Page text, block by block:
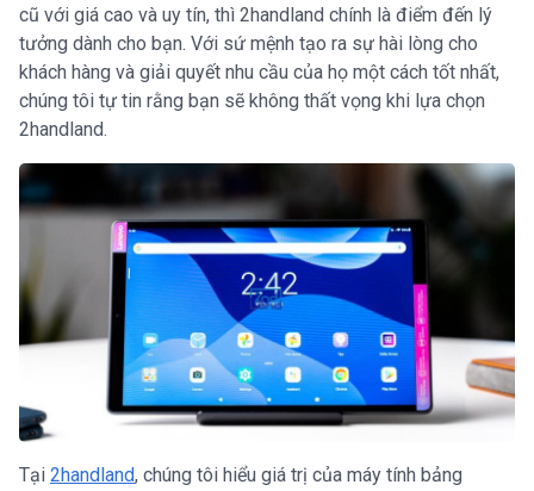
cũ với giá cao và uy tín, thì 2handland chính là điểm đến lý
tưởng dành cho bạn. Với sứ mệnh tạo ra sự hài lòng cho
khách hàng và giải quyết nhu cầu của họ một cách tốt nhất,
chúng tôi tự tin rằng bạn sẽ không thất vọng khi lựa chọn
2handland.
Tại 2handland, chúng tôi hiểu giá trị của máy tính bảng